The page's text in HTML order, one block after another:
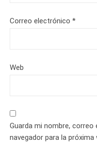
Correo electrónico *
Web
Guarda mi nombre,
navegador para la